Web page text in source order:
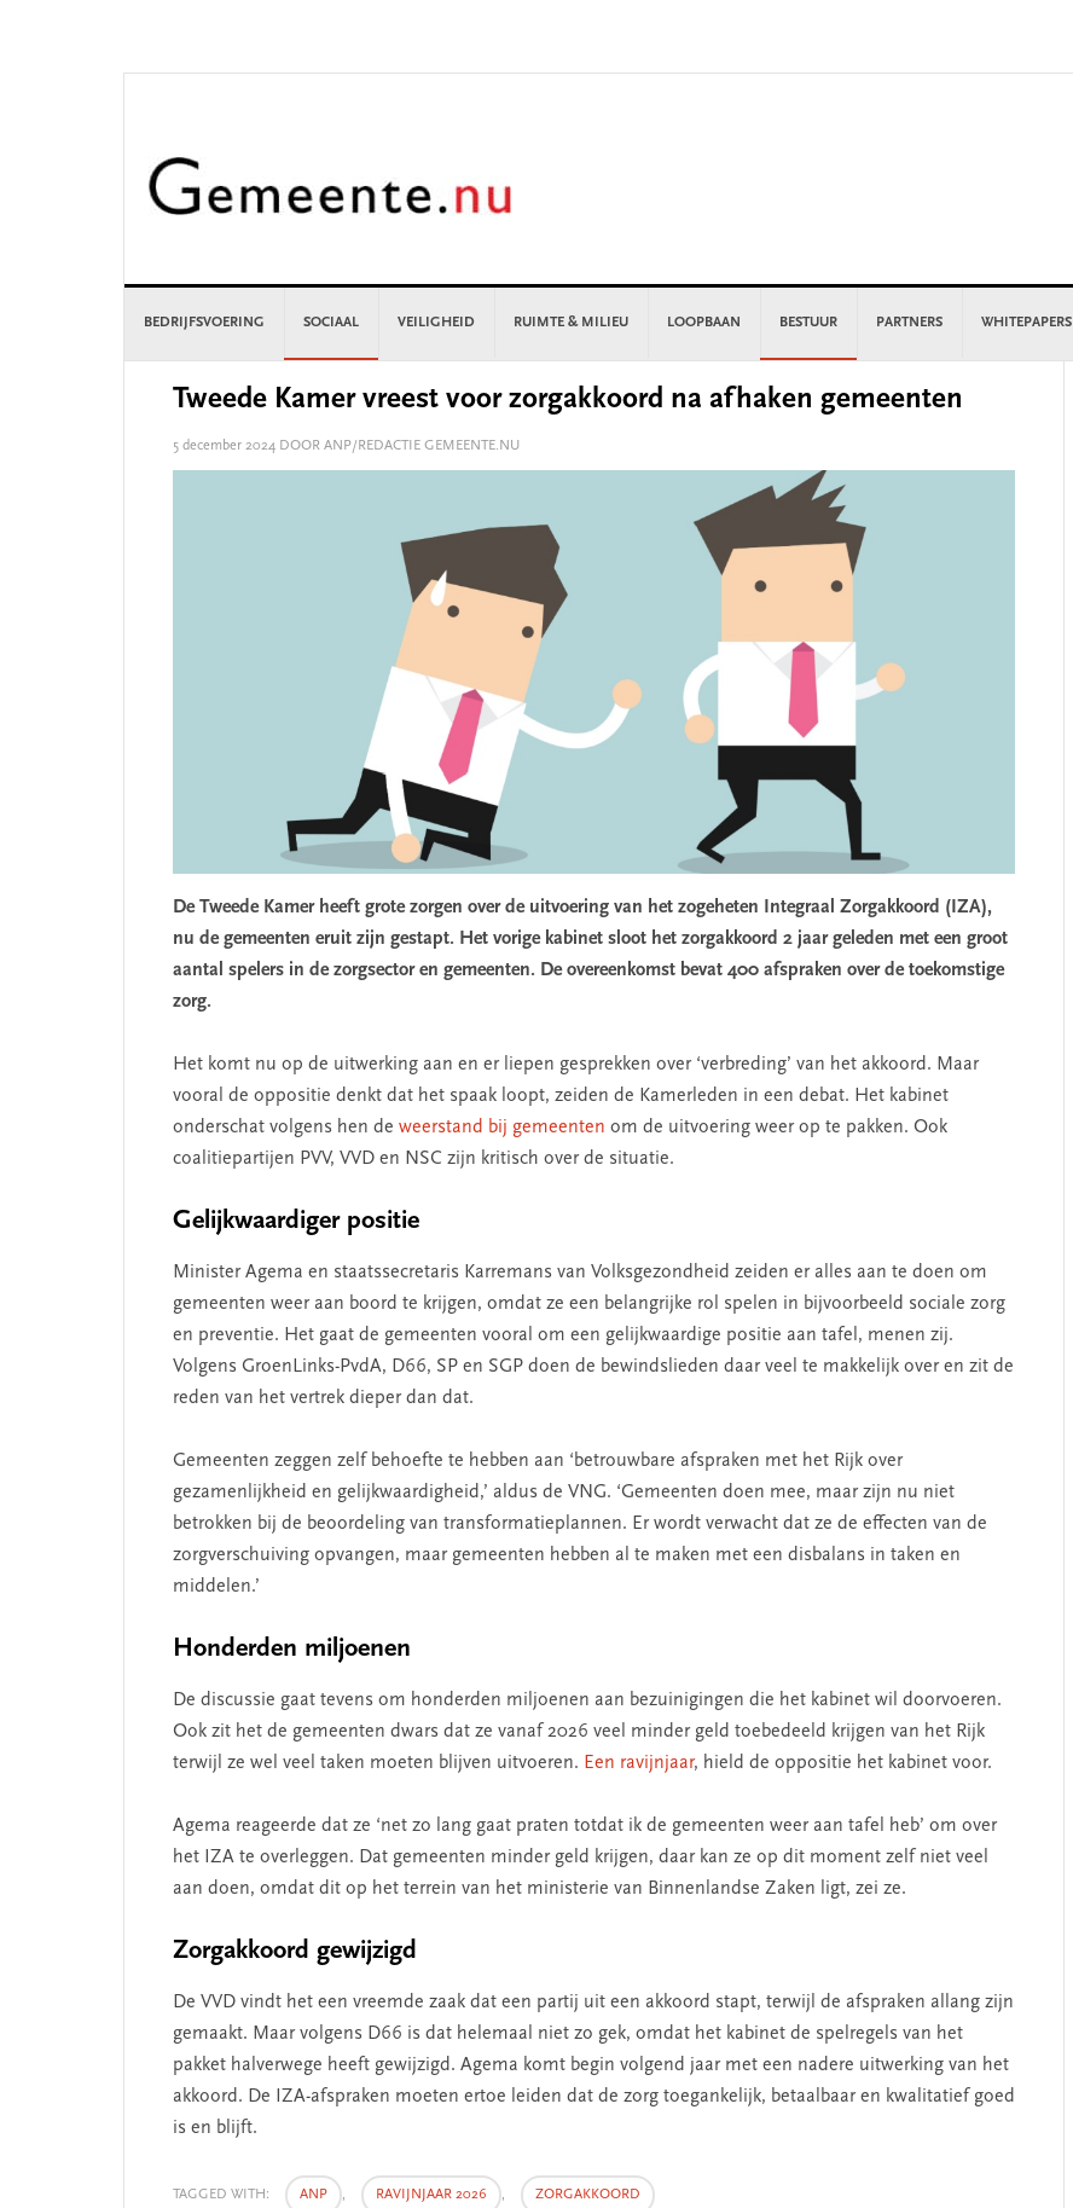
BEDRIJFSVOERING SOCIAAL VEILIGHEID RUIMTE & MILIEU LOOPBAAN BESTUUR PARTNERS WHITEPAPERS
Tweede Kamer vreest voor zorgakkoord na afhaken gemeenten
5 december 2024 DOOR ANP/REDACTIE GEMEENTE.NU
De Tweede Kamer heeft grote zorgen over de uitvoering van het zogeheten Integraal Zorgakkoord (IZA),
nu de gemeenten eruit zijn gestapt. Het vorige kabinet sloot het zorgakkoord 2 jaar geleden met een groot
aantal spelers in de zorgsector en gemeenten. De overeenkomst bevat 400 afspraken over de toekomstige
zorg.
Het komt nu op de uitwerking aan en er liepen gesprekken over ‘verbreding’ van het akkoord. Maar
vooral de oppositie denkt dat het spaak loopt, zeiden de Kamerleden in een debat. Het kabinet
onderschat volgens hen de weerstand bij gemeenten om de uitvoering weer op te pakken. Ook
coalitiepartijen PVV, VVD en NSC zijn kritisch over de situatie.
Gelijkwaardiger positie
Minister Agema en staatssecretaris Karremans van Volksgezondheid zeiden er alles aan te doen om
gemeenten weer aan boord te krijgen, omdat ze een belangrijke rol spelen in bijvoorbeeld sociale zorg
en preventie. Het gaat de gemeenten vooral om een gelijkwaardige positie aan tafel, menen zij.
Volgens GroenLinks-PvdA, D66, SP en SGP doen de bewindslieden daar veel te makkelijk over en zit de
reden van het vertrek dieper dan dat.
Gemeenten zeggen zelf behoefte te hebben aan ‘betrouwbare afspraken met het Rijk over
gezamenlijkheid en gelijkwaardigheid,’ aldus de VNG. ‘Gemeenten doen mee, maar zijn nu niet
betrokken bij de beoordeling van transformatieplannen. Er wordt verwacht dat ze de effecten van de
zorgverschuiving opvangen, maar gemeenten hebben al te maken met een disbalans in taken en
middelen.’
Honderden miljoenen
De discussie gaat tevens om honderden miljoenen aan bezuinigingen die het kabinet wil doorvoeren.
Ook zit het de gemeenten dwars dat ze vanaf 2026 veel minder geld toebedeeld krijgen van het Rijk
terwijl ze wel veel taken moeten blijven uitvoeren. Een ravijnjaar, hield de oppositie het kabinet voor.
Agema reageerde dat ze ‘net zo lang gaat praten totdat ik de gemeenten weer aan tafel heb’ om over
het IZA te overleggen. Dat gemeenten minder geld krijgen, daar kan ze op dit moment zelf niet veel
aan doen, omdat dit op het terrein van het ministerie van Binnenlandse Zaken ligt, zei ze.
Zorgakkoord gewijzigd
De VVD vindt het een vreemde zaak dat een partij uit een akkoord stapt, terwijl de afspraken allang zijn
gemaakt. Maar volgens D66 is dat helemaal niet zo gek, omdat het kabinet de spelregels van het
pakket halverwege heeft gewijzigd. Agema komt begin volgend jaar met een nadere uitwerking van het
akkoord. De IZA-afspraken moeten ertoe leiden dat de zorg toegankelijk, betaalbaar en kwalitatief goed
is en blijft.
TAGGED WITH: ANP , RAVIJNJAAR 2026 , ZORGAKKOORD
missie van Segment
SEGMENT
‘Persoonlijk leiderschap
SEGMENT
helpen’